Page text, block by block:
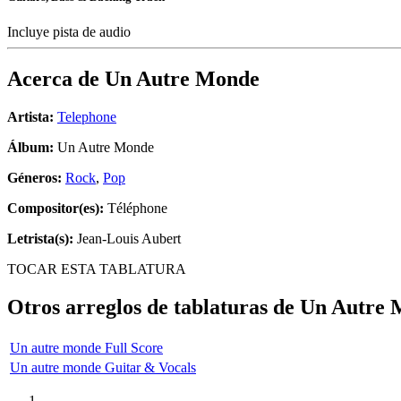
Incluye pista de audio
Acerca de Un Autre Monde
Artista: Telephone
Álbum: Un Autre Monde
Géneros: Rock, Pop
Compositor(es): Téléphone
Letrista(s): Jean-Louis Aubert
TOCAR ESTA TABLATURA
Otros arreglos de tablaturas de Un Autre
Un autre monde Full Score
Un autre monde Guitar & Vocals